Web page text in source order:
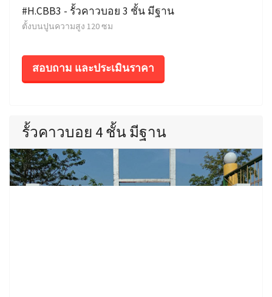
#H.CBB3 - รั้วคาวบอย 3 ชั้น มีฐาน
ตั้งบนปูนความสูง 120 ซม
สอบถาม และประเมินราคา
รั้วคาวบอย 4 ชั้น มีฐาน